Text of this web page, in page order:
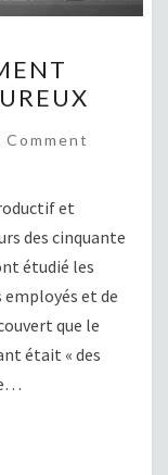
Comment
et
des cinquante
étudié les
et de
que le
était « des